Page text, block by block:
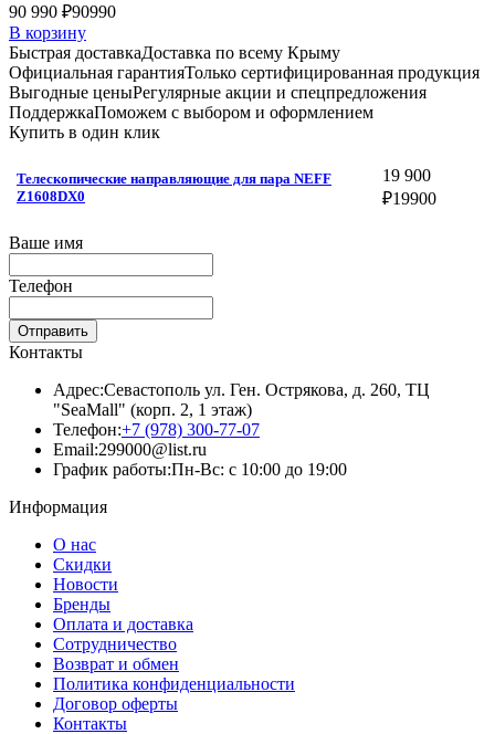
90 990 ₽90990
В корзину
Быстрая доставкаДоставка по всему Крыму
Официальная гарантияТолько сертифицированная продукция
Выгодные ценыРегулярные акции и спецпредложения
ПоддержкаПоможем с выбором и оформлением
Купить в один клик
Телескопические направляющие для пара NEFF
Z1608DX0
19 900
₽19900
Ваше имя
Телефон
Отправить
Контакты
Адрес:Севастополь ул. Ген. Острякова, д. 260, ТЦ
"SeaMall" (корп. 2, 1 этаж)
Телефон:+7 (978) 300-77-07
Email:299000@list.ru
График работы:Пн-Вс: с 10:00 до 19:00
Информация
О нас
Скидки
Новости
Бренды
Оплата и доставка
Сотрудничество
Возврат и обмен
Политика конфиденциальности
Договор оферты
Контакты